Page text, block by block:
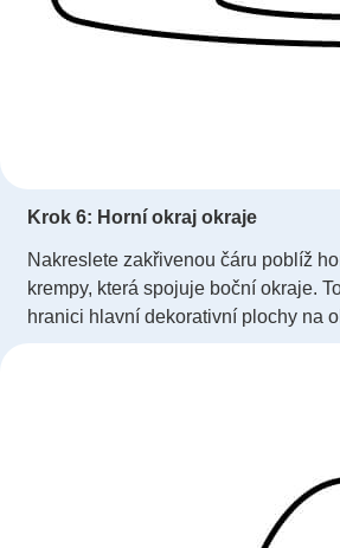
Krok 6: Horní okraj okraje
Nakreslete zakřivenou čáru poblíž
krempy, která spojuje boční okraje.
hranici hlavní dekorativní plochy na